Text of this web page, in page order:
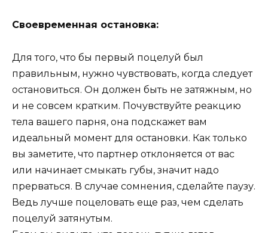
Своевременная остановка:
Для того, что бы первый поцелуй был
правильным, нужно чувствовать, когда следует
остановиться. Он должен быть не затяжным, но
и не совсем кратким. Почувствуйте реакцию
тела вашего парня, она подскажет вам
идеальный момент для остановки. Как только
вы заметите, что партнер отклоняется от вас
или начинает смыкать губы, значит надо
прерваться. В случае сомнения, сделайте паузу.
Ведь лучше поцеловать еще раз, чем сделать
поцелуй затянутым.